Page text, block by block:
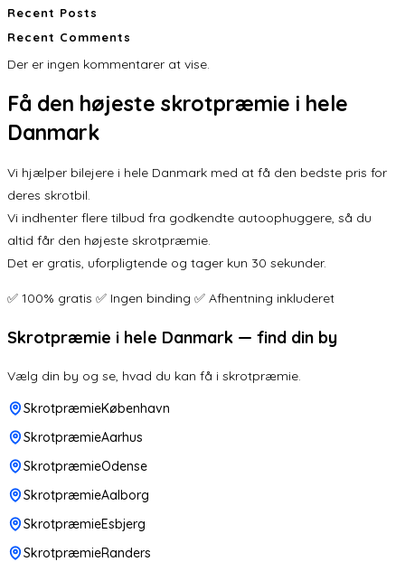
Recent Posts
Recent Comments
Der er ingen kommentarer at vise.
Få den højeste skrotpræmie i hele
Danmark
Vi hjælper bilejere i hele Danmark med at få den bedste pris for
deres skrotbil.
Vi indhenter flere tilbud fra godkendte autoophuggere, så du
altid får den højeste skrotpræmie.
Det er gratis, uforpligtende og tager kun 30 sekunder.
✅ 100% gratis ✅ Ingen binding ✅ Afhentning inkluderet
Skrotpræmie i hele Danmark — find din by
Vælg din by og se, hvad du kan få i skrotpræmie.
SkrotpræmieKøbenhavn
SkrotpræmieAarhus
SkrotpræmieOdense
SkrotpræmieAalborg
SkrotpræmieEsbjerg
SkrotpræmieRanders